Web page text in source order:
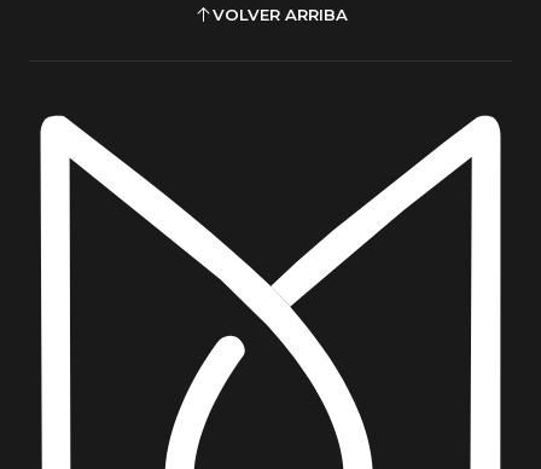
VOLVER ARRIBA